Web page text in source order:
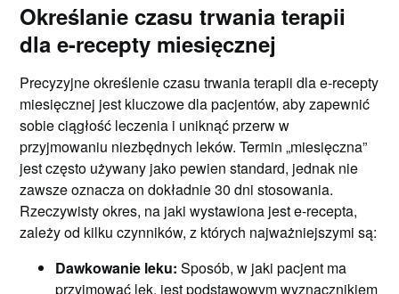
Określanie czasu trwania terapii
dla e-recepty miesięcznej
Precyzyjne określenie czasu trwania terapii dla e-recepty
miesięcznej jest kluczowe dla pacjentów, aby zapewnić
sobie ciągłość leczenia i uniknąć przerw w
przyjmowaniu niezbędnych leków. Termin „miesięczna”
jest często używany jako pewien standard, jednak nie
zawsze oznacza on dokładnie 30 dni stosowania.
Rzeczywisty okres, na jaki wystawiona jest e-recepta,
zależy od kilku czynników, z których najważniejszymi są:
Dawkowanie leku: Sposób, w jaki pacjent ma
przyjmować lek, jest podstawowym wyznacznikiem